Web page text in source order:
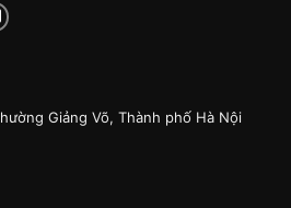
Giảng Võ, Thành phố Hà Nội